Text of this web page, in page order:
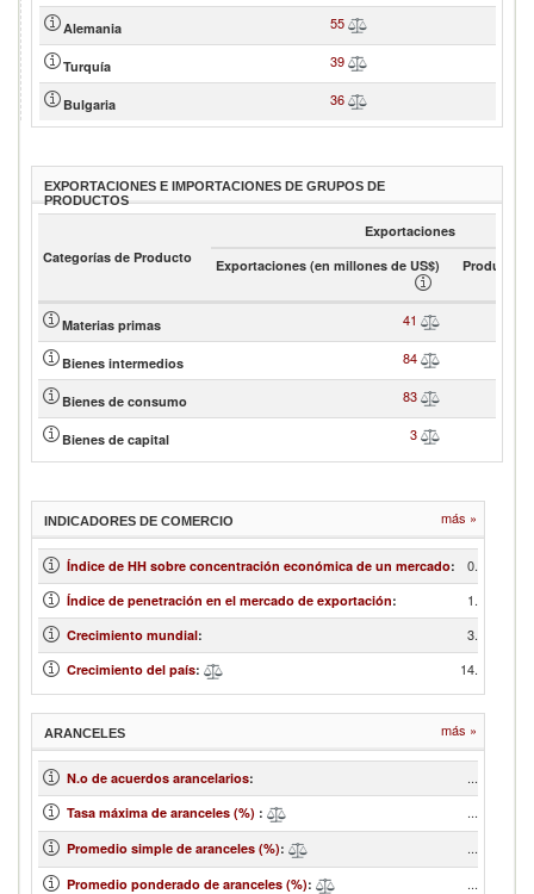
Alemania 55
Turquía 39
Bulgaria 36
EXPORTACIONES E IMPORTACIONES DE GRUPOS DE
PRODUCTOS
Categorías de Producto
Exportaciones
Exportaciones (en millones de US$)
Product
Materias primas 41
Bienes intermedios 84
Bienes de consumo 83
Bienes de capital 3
INDICADORES DE COMERCIO más »
Índice de HH sobre concentración económica de un mercado: 0.31
Índice de penetración en el mercado de exportación: 1.73
Crecimiento mundial: 3.55
Crecimiento del país: 14.10
ARANCELES más »
N.o de acuerdos arancelarios: ...
Tasa máxima de aranceles (%) : ...
Promedio simple de aranceles (%): ...
Promedio ponderado de aranceles (%): ...